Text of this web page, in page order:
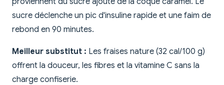
sucre déclenche un pic d'insuline rapide et une faim de
rebond en 90 minutes.
Meilleur substitut : Les fraises nature (32 cal/100 g)
offrent la douceur, les fibres et la vitamine C sans la
charge confiserie.